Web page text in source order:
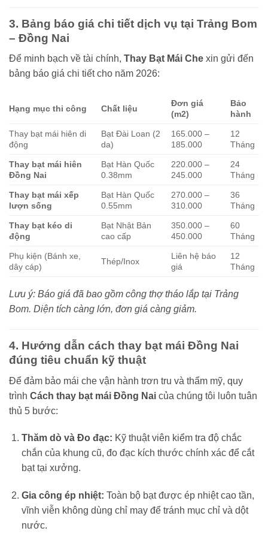
3. Bảng báo giá chi tiết dịch vụ tại Trảng Bom
– Đồng Nai
Để minh bạch về tài chính, Thay Bạt Mái Che xin gửi đến
bảng báo giá chi tiết cho năm 2026:
Hạng mục thi công Chất liệu
Đơn giá
(m2)
Bảo
hành
Thay bạt mái hiên di
động
Bạt Đài Loan (2
da)
165.000 –
185.000
12
Tháng
Thay bạt mái hiên
Đồng Nai
Bạt Hàn Quốc
0.38mm
220.000 –
245.000
24
Tháng
Thay bạt mái xếp
lượn sống
Bạt Hàn Quốc
0.55mm
270.000 –
310.000
36
Tháng
Thay bạt kéo di
động
Bạt Nhật Bản
cao cấp
350.000 –
450.000
60
Tháng
Phụ kiện (Bánh xe,
dây cáp)
Thép/Inox
Liên hệ báo
giá
12
Tháng
Lưu ý: Báo giá đã bao gồm công thợ tháo lắp tại Trảng
Bom. Diện tích càng lớn, đơn giá càng giảm.
4. Hướng dẫn cách thay bạt mái Đồng Nai
đúng tiêu chuẩn kỹ thuật
Để đảm bảo mái che vận hành trơn tru và thẩm mỹ, quy
trình Cách thay bạt mái Đồng Nai của chúng tôi luôn tuân
thủ 5 bước:
Thăm dò và Đo đạc: Kỹ thuật viên kiểm tra độ chắc
chắn của khung cũ, đo đạc kích thước chính xác để cắt
bạt tại xưởng.
Gia công ép nhiệt: Toàn bộ bạt được ép nhiệt cao tần,
vĩnh viễn không dùng chỉ may để tránh mục chỉ và dột
nước.